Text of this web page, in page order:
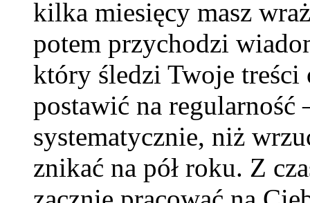
kilka miesięcy masz
potem przychodzi
który śledzi Twoje treści
postawić na
systematycznie, niż
znikać na pół roku. Z